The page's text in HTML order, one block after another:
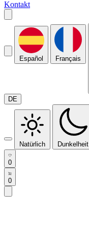
Kontakt
Español Français
DE
Natürlich Dunkelheit
0
0